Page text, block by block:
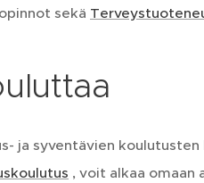
sekä
ja syventävien
, voit alkaa omaan